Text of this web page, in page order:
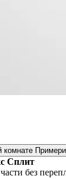
комнате
Сплит
без